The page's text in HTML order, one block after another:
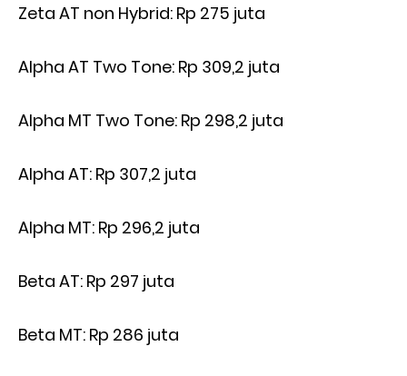
Zeta AT non Hybrid: Rp 275 juta
Alpha AT Two Tone: Rp 309,2 juta
Alpha MT Two Tone: Rp 298,2 juta
Alpha AT: Rp 307,2 juta
Alpha MT: Rp 296,2 juta
Beta AT: Rp 297 juta
Beta MT: Rp 286 juta